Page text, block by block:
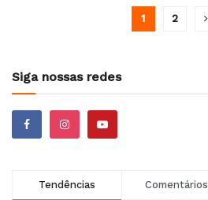
1 2
Siga nossas redes
Tendências Comentários